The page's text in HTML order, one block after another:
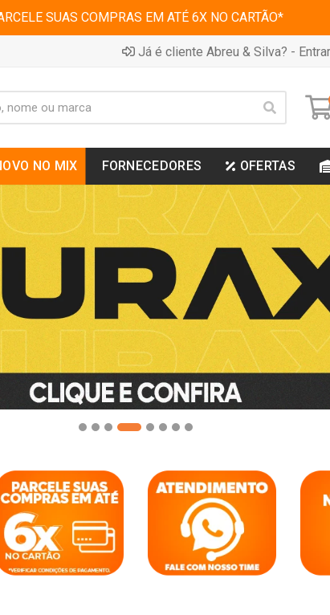
SUAS COMPRAS EM ATÉ 6X NO CARTÃO*
Já é cliente Abreu & Silva? - Entrar
NO MIX FORNECEDORES OFERTAS